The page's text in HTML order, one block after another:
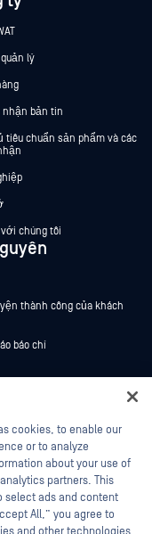
lý
nhận bản tin
tiêu chuẩn sản phẩm và các
chúng tôi
thành công của khách
báo chí
trên trực tuyến
phí
cookies, to enable our
or to analyze
about your use of
partners. This
select ads and content
All,” you agree to
virtual assistant.
what's critical